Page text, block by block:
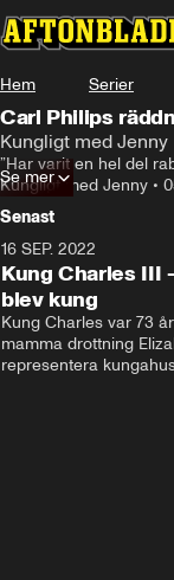
Hem Serier
Carl Philips
Kungligt med Jenny
”Har varit en hel del
Kungligt med Jenny •
Se mer
Senast
16 SEP. 2022
Kung Charles III
blev kung
Kung Charles var 73
mamma drottning
representera